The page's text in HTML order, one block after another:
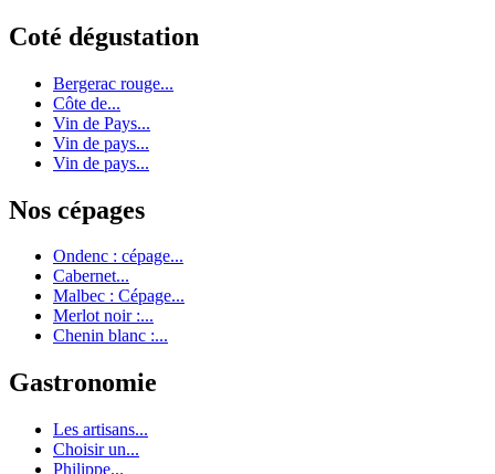
Coté dégustation
Bergerac rouge...
Côte de...
Vin de Pays...
Vin de pays...
Vin de pays...
Nos cépages
Ondenc : cépage...
Cabernet...
Malbec : Cépage...
Merlot noir :...
Chenin blanc :...
Gastronomie
Les artisans...
Choisir un...
Philippe...